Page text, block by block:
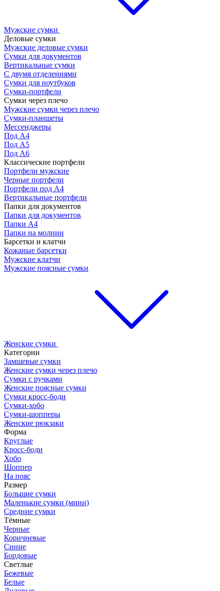
Мужские сумки
Деловые сумки
Мужские деловые сумки
Сумки для документов
Вертикальные сумки
С двумя отделениями
Сумки для ноутбуков
Сумки-портфели
Сумки через плечо
Мужские сумки через плечо
Сумки-планшеты
Мессенджеры
Под А4
Под А5
Под А6
Классические портфели
Портфели мужские
Черные портфели
Портфели под А4
Вертикальные портфели
Папки для документов
Папки для документов
Папки А4
Папки на молнии
Барсетки и клатчи
Кожаные барсетки
Мужские клатчи
Мужские поясные сумки
Женские сумки
Категории
Замшевые сумки
Женские сумки через плечо
Сумки с ручками
Женские поясные сумки
Сумки кросс-боди
Сумки-хобо
Сумки-шопперы
Женские рюкзаки
Форма
Круглые
Кросс-боди
Хобо
Шоппер
На пояс
Размер
Большие сумки
Маленькие сумки (мини)
Средние сумки
Тёмные
Черные
Коричневые
Синие
Бордовые
Светлые
Бежевые
Белые